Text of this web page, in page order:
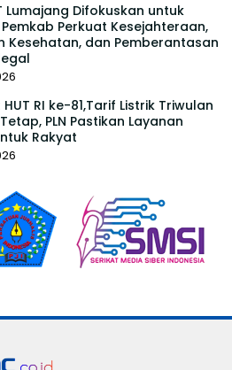
Lumajang Difokuskan untuk
Perkuat Kesejahteraan,
Kesehatan, dan Pemberantasan
RI ke-81,Tarif Listrik Triwulan
PLN Pastikan Layanan
Rakyat